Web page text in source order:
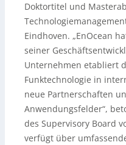
Doktortitel und
Eindhoven. „EnOcean
seiner
Unternehmen etabliert
Funktechnologie in
neue Partnerschaften
Anwendungsfelder“,
des Supervisory Board
verfügt über